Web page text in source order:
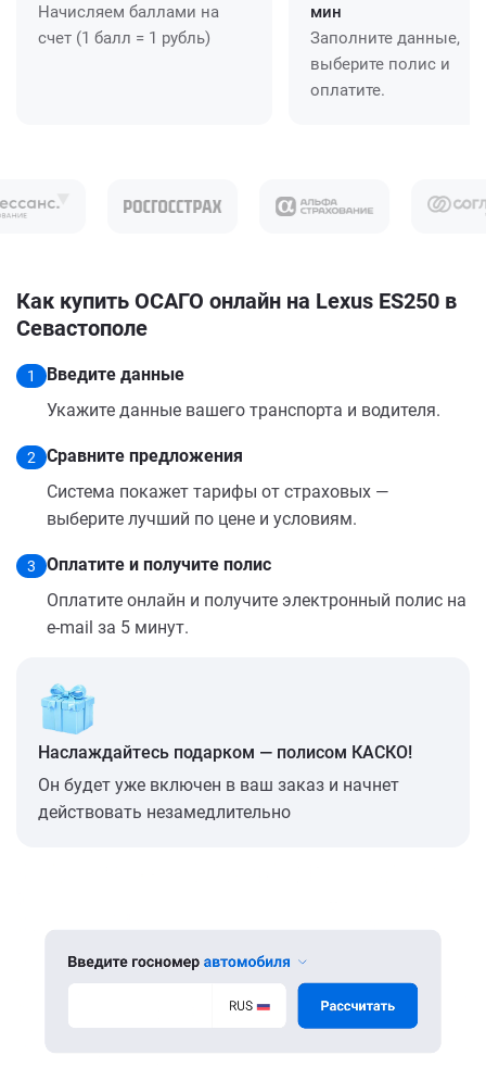
Начисляем баллами на
счет (1 балл = 1 рубль)
мин
Заполните данные,
выберите полис и
оплатите.
Как купить ОСАГО онлайн на Lexus ES250 в
Севастополе
1
Введите данные
Укажите данные вашего транспорта и водителя.
2
Сравните предложения
Система покажет тарифы от страховых —
выберите лучший по цене и условиям.
3
Оплатите и получите полис
Оплатите онлайн и получите электронный полис на
e-mail за 5 минут.
Наслаждайтесь подарком — полисом КАСКО!
Он будет уже включен в ваш заказ и начнет
действовать незамедлительно